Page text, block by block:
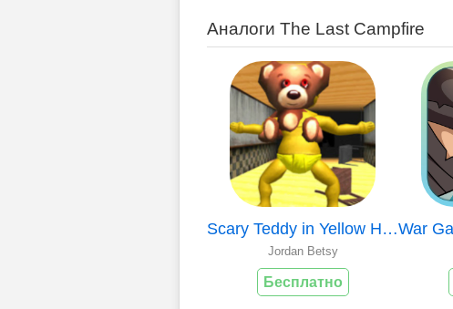
Аналоги The Last Campfire
Scary Teddy in Yellow House
Jordan Betsy
Бесплатно